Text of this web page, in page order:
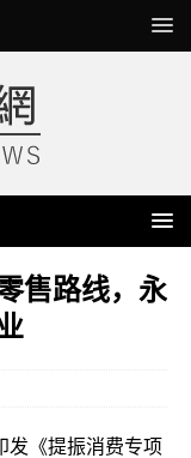
售路线，永
发《提振消费专项